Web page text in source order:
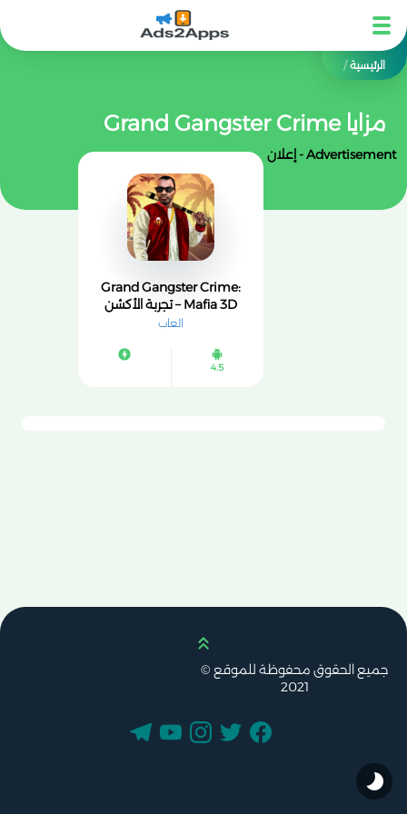
الرئيسية/
مزايا Grand Gangster Crime
Advertisement - إعلان
Grand Gangster Crime:
Mafia 3D – تجربة الأكشن
المليئة بعالم العصابات
العاب
4.5
Scroll up
جميع الحقوق محفوظة للموقع ©
2021